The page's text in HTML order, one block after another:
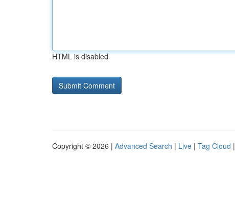
HTML is disabled
Copyright © 2026 | Advanced Search | Live | Tag Cloud |